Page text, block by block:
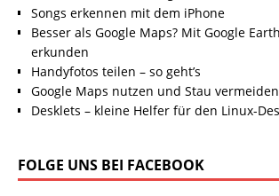
Songs erkennen mit dem iPhone
Besser als Google Maps? Mit Google
erkunden
Handyfotos teilen – so geht’s
Google Maps nutzen und Stau vermeiden
Desklets – kleine Helfer für den Linux-
FOLGE UNS BEI FACEBOOK